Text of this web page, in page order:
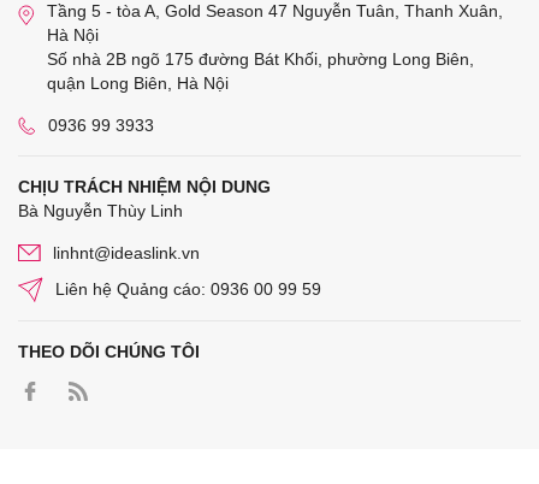
Tầng 5 - tòa A, Gold Season 47 Nguyễn Tuân, Thanh Xuân,
Hà Nội
Số nhà 2B ngõ 175 đường Bát Khối, phường Long Biên,
quận Long Biên, Hà Nội
0936 99 3933
CHỊU TRÁCH NHIỆM NỘI DUNG
Bà Nguyễn Thùy Linh
linhnt@ideaslink.vn
Liên hệ Quảng cáo: 0936 00 99 59
THEO DÕI CHÚNG TÔI